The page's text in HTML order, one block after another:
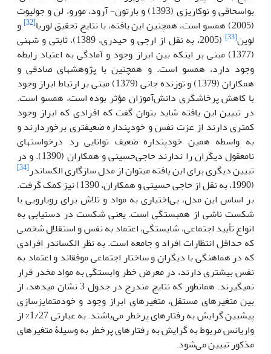
بواسحاقی و نوکاریزی (1393) و بارتون- آرود، مورو، لن و جولیوت
(2005) همسو است، همچنین این یافته، با نتایج تحقیق لوریا
[32]
و
لوین[33]
(2005، به نقل از ارجی و حیدری، 1389)، ثابتی و شهنی
(1377) مبنی بر اینکه بین ابراز وجود و آمادگی به اعتیاد رابطه
وجود دارد، همسو است. و همچنین با پژوهش­های صادقی و
همکاران (1379) و توزنده جانی (1379) مبنی بر ارتباط ابراز وجود
با کاهش پرخاشگری دانش‌آموزان مؤثر بوده است، همسو است.
در تبیین این یافته شاید بتوان گفت که افرادی که ابراز وجود
کمتری دارند از عزت نفس و خودپنداره ضعیف­تری برخوردارند و
به واسطه همین خودپنداره ضعیف توانایی رد درخواست­های
نامعقول دیگران را ندارند حاجی‌حسینی و همکاران (1390). و در
تبیین دیگری برای این یافته می­توان از مدل سازگاری الکساندر[34]
(1990، به نقل از حاجی حسینی و همکاران، 1390) نیز کمک گرفت.
بر اساس این مدل، بی‌اختیاری به مواد و تلاش برای رویارویی با
شکست ناشی از همبستگی است. یعنی شکست در دستیابی به
انواع تأیید اجتماعی، شایستگی، اعتماد به نفس و استقلال شخصی
که حداقل انتظارات افراد و جامعه است. به نظر الکساندر افرادی
که در هماهنگی با دیگران و ساختار اجتماعی موفق­اند و اعتماد به
نفس بیشتری دارند، در معرض خطر وابستگی به مواد مخدر قرار
نمی­گیرند. همان­طور که نتایج مندرج در جدول 3 نشان می­دهد، از
بین متغیرهای مستقل، متغیرهای ابراز وجود و خودمتمایزسازی
پیش­بین گرایش به رفتارهای پرخطر می‌باشند. به عبارتی 1/27% از
واریانس مربوط به گرایش به رفتارهای پرخطر به وسیلۀ متغیرهای
مذکور تبیین می‌شود.